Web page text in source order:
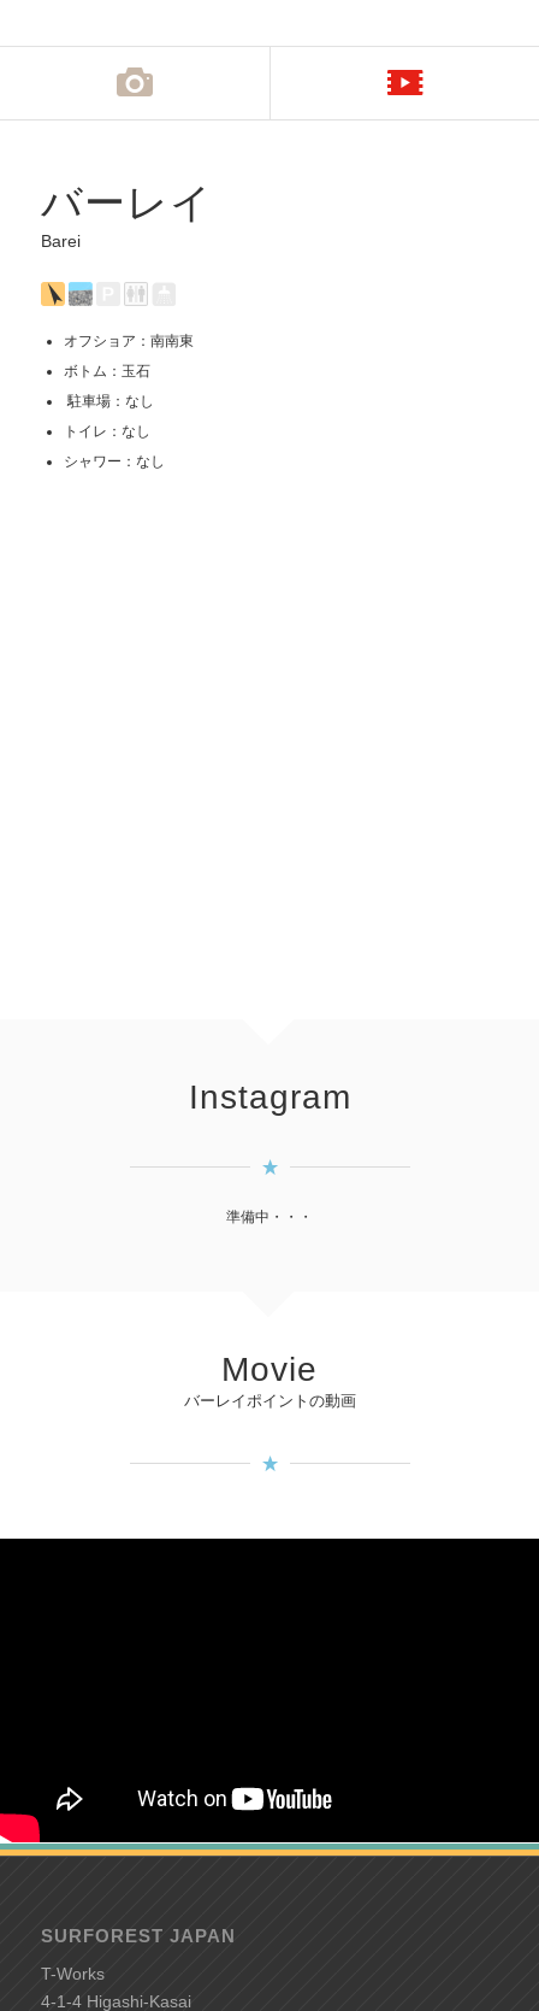
バーレイ
Barei
オフショア：南南東
ボトム：玉石
駐車場：なし
トイレ：なし
シャワー：なし
Instagram
準備中・・・
Movie
バーレイポイントの動画
SURFOREST JAPAN
T-Works
4-1-4 Higashi-Kasai